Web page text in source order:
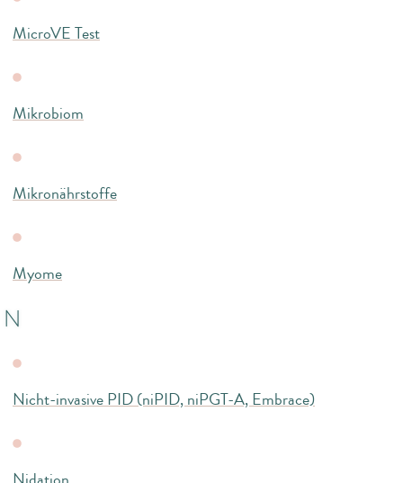
MicroVE Test
Mikrobiom
Mikronährstoffe
Myome
N
Nicht-invasive PID (niPID, niPGT-A, Embrace)